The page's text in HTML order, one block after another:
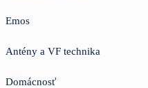
Emos
Antény a VF technika
Domácnosť